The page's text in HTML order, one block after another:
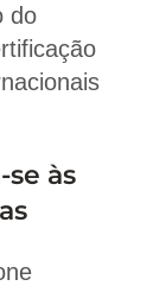
do
às